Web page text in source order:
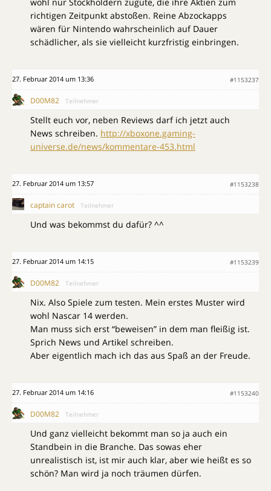
richtigen Zeitpunkt abstoßen. Reine Abzockapps
wären für Nintendo wahrscheinlich auf Dauer
schädlicher, als sie vielleicht kurzfristig einbringen.
27. Februar 2014 um 13:36 #1153237
D00M82 Teilnehmer
Stellt euch vor, neben Reviews darf ich jetzt auch
News schreiben. http://xboxone.gaming-
universe.de/news/kommentare-453.html
27. Februar 2014 um 13:57 #1153238
captain carot Teilnehmer
Und was bekommst du dafür? ^^
27. Februar 2014 um 14:15 #1153239
D00M82 Teilnehmer
Nix. Also Spiele zum testen. Mein erstes Muster wird
wohl Nascar 14 werden.
Man muss sich erst “beweisen” in dem man fleißig ist.
Sprich News und Artikel schreiben.
Aber eigentlich mach ich das aus Spaß an der Freude.
27. Februar 2014 um 14:16 #1153240
D00M82 Teilnehmer
Und ganz vielleicht bekommt man so ja auch ein
Standbein in die Branche. Das sowas eher
unrealistisch ist, ist mir auch klar, aber wie heißt es so
schön? Man wird ja noch träumen dürfen.